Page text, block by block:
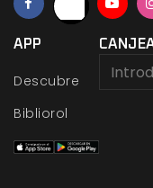
APP
Descubre
Bibliorol